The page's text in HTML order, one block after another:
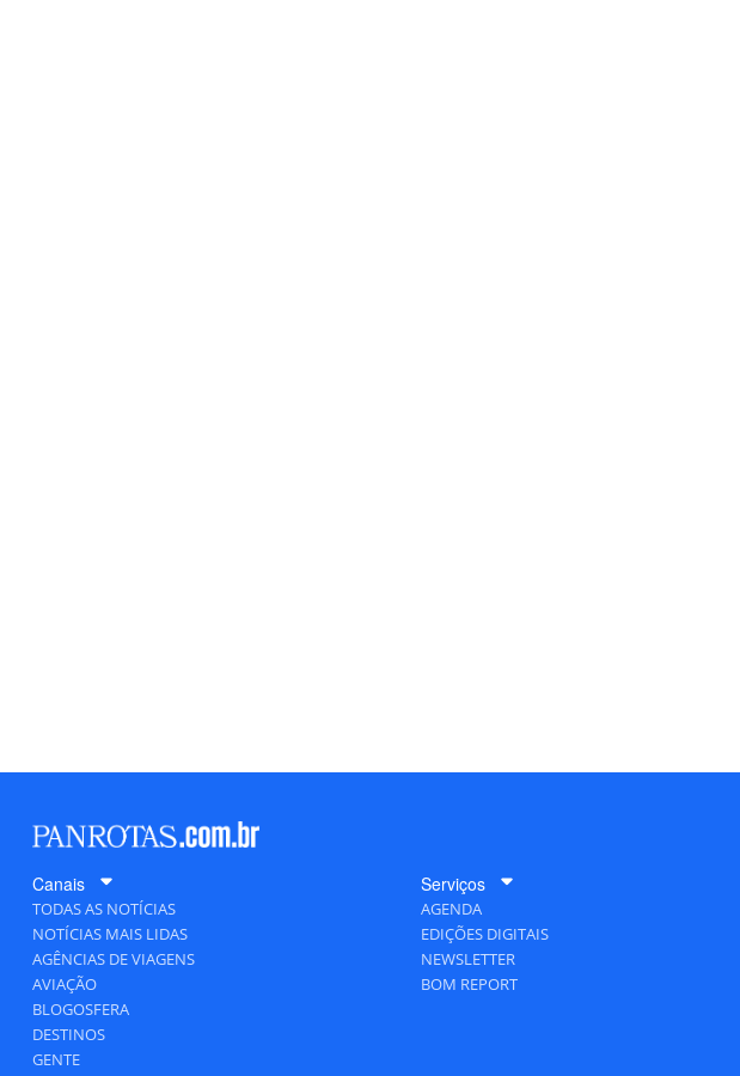
Canais
TODAS AS NOTÍCIAS
NOTÍCIAS MAIS LIDAS
AGÊNCIAS DE VIAGENS
AVIAÇÃO
BLOGOSFERA
DESTINOS
GENTE
Serviços
AGENDA
EDIÇÕES DIGITAIS
NEWSLETTER
BOM REPORT